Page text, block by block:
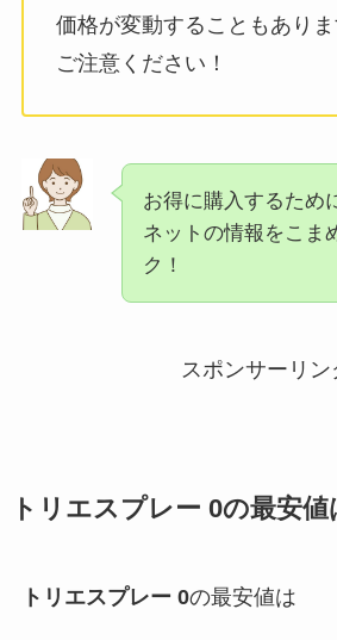
価格が変動することもあり
ご注意ください！
お得に購入するため
ネットの情報をこま
ク！
スポンサーリン
トリエスプレー 0の最安値
トリエスプレー 0の最安値は